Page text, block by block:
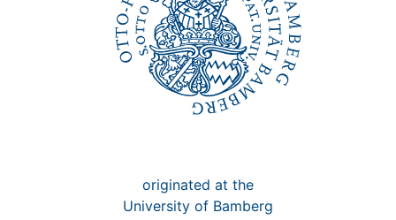
originated at the
University of Bamberg